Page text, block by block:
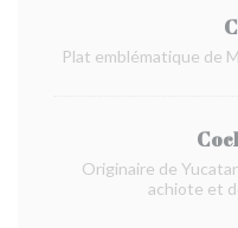
Plat emblématique de
Originaire de
achiote et